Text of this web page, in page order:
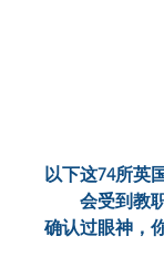
以下这74所英
会受到教
确认过眼神，